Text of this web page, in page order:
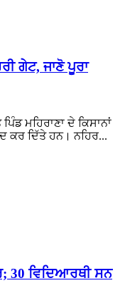
ਗੇਟ, ਜਾਣੋ ਪੂਰਾ
ਮਹਿਰਾਣਾ ਦੇ ਕਿਸਾਨਾਂ
ਕਰ ਦਿੱਤੇ ਹਨ। ਨਹਿਰ...
30 ਵਿਦਿਆਰਥੀ ਸਨ